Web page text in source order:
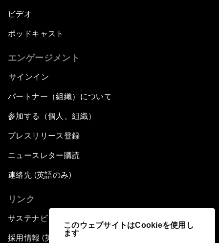
このウェブサイトはCookieを使用し
ます
ビデオ
ポッドキャスト
エンゲージメント
サインイン
パートナー（組織）について
参加する（個人、組織）
プレスリリース登録
ニュースレター購読
連絡先 (英語のみ)
リンク
サステナビリティへの取り組み
採用情報 (英語のみ)